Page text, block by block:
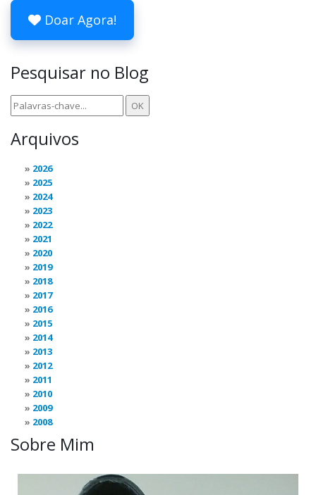
Doar Agora!
Pesquisar no Blog
Arquivos
2026
2025
2024
2023
2022
2021
2020
2019
2018
2017
2016
2015
2014
2013
2012
2011
2010
2009
2008
Sobre Mim